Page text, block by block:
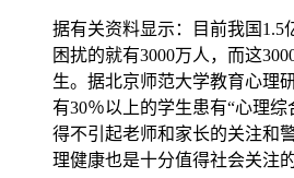
据有关资料显示：目前我国1.5
困扰的就有3000万人，而这
生。据北京师范大学教育心理
有30％以上的学生患有“心理
得不引起老师和家长的关注和
理健康也是十分值得社会关注